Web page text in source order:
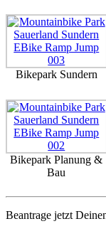
Bikepark Sundern
Bikepark Planung &
Bau
Beantrage jetzt